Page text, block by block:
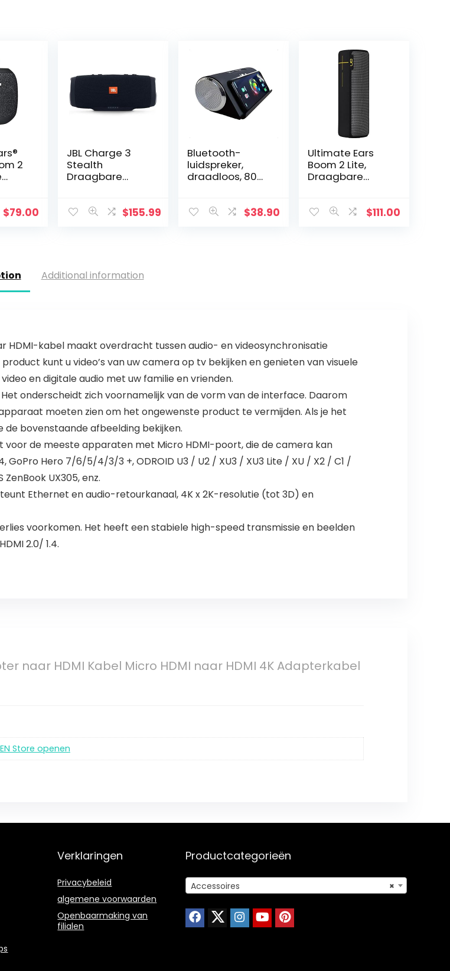
2
$79.00
JBL Charge 3
Stealth
Draagbare
$155.99
Bluetooth-
luidspreker,
draadloos, 80
SuperBass voor
$38.90
Ultimate Ears
Boom 2 Lite,
Draagbare
360° Geluid,$111.00
Additional information
HDMI-kabel maakt overdracht tussen audio- en videosynchronisatie
kunt u video’s van uw camera op tv bekijken en genieten van visuele
en digitale audio met uw familie en vrienden.
onderscheidt zich voornamelijk van de vorm van de interface. Daarom
moeten zien om het ongewenste product te vermijden. Als je het
de bovenstaande afbeelding bekijken.
voor de meeste apparaten met Micro HDMI-poort, die de camera kan
Hero 7/6/5/4/3/3 +, ODROID U3 / U2 / XU3 / XU3 Lite / XU / X2 / C1 /
ZenBook UX305, enz.
Ethernet en audio-retourkanaal, 4K x 2K-resolutie (tot 3D) en
voorkomen. Het heeft een stabiele high-speed transmissie en beelden
2.0/ 1.4.
naar HDMI Kabel Micro HDMI naar HDMI 4K Adapterkabel
Store openen
Verklaringen
Privacybeleid
algemene voorwaarden
Openbaarmaking van
filialen
Productcategorieën
×
Accessoires